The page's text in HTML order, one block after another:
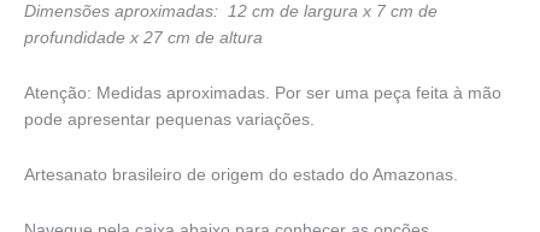
Dimensões aproximadas: 12 cm de largura x 7 cm de
profundidade x 27 cm de altura
Atenção: Medidas aproximadas. Por ser uma peça feita à mão
pode apresentar pequenas variações.
Artesanato brasileiro de origem do estado do Amazonas.